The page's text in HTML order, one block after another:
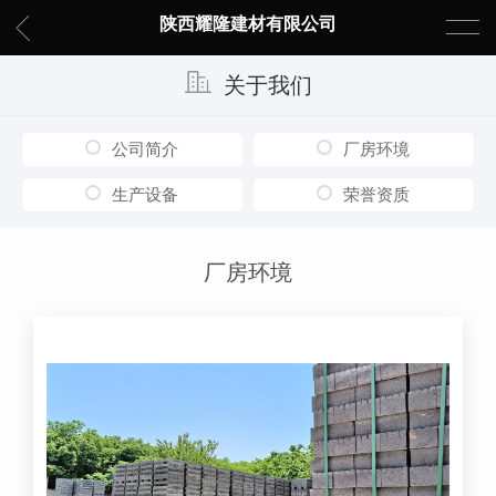
陕西耀隆建材有限公司
关于我们
公司简介 厂房环境
生产设备 荣誉资质
厂房环境